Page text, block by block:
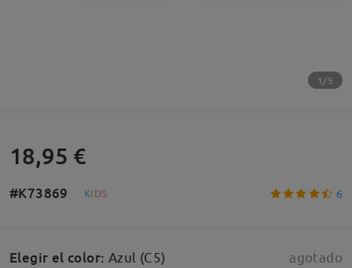
1/5
18,95 €
#K73869 KIDS 6
Elegir el color: Azul (C5) agotado